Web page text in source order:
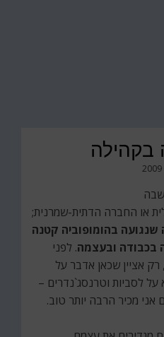
בקהילה
או החברה הדתית-שמרנית;
בהומופוביה קטנה
בכבודה ובעצמה. לפני
אציין שכאן אדבר על
על לסביות וטרנסג`נדרים –
אני מכיר הרבה יותר טוב.